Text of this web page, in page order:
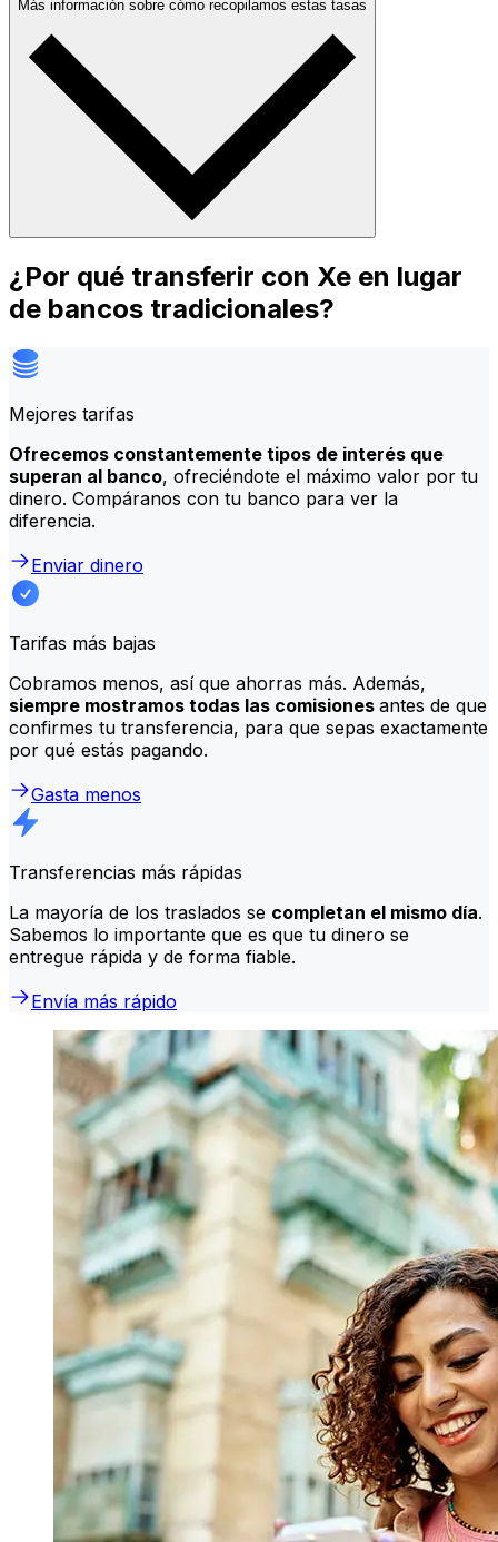
Más información sobre cómo recopilamos estas tasas
¿Por qué transferir con Xe en lugar
de bancos tradicionales?
Mejores tarifas
Ofrecemos constantemente tipos de interés que
superan al banco, ofreciéndote el máximo valor por tu
dinero. Compáranos con tu banco para ver la
diferencia.
Enviar dinero
Tarifas más bajas
Cobramos menos, así que ahorras más. Además,
siempre mostramos todas las comisiones antes de que
confirmes tu transferencia, para que sepas exactamente
por qué estás pagando.
Gasta menos
Transferencias más rápidas
La mayoría de los traslados se completan el mismo día.
Sabemos lo importante que es que tu dinero se
entregue rápida y de forma fiable.
Envía más rápido